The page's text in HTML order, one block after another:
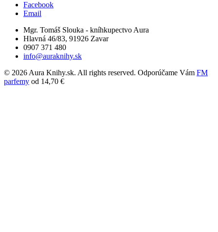
Facebook
Email
Mgr. Tomáš Slouka - kníhkupectvo Aura
Hlavná 46/83, 91926 Zavar
0907 371 480
info@auraknihy.sk
© 2026 Aura Knihy.sk. All rights reserved. Odporúčame Vám FM
parfemy od 14,70 €